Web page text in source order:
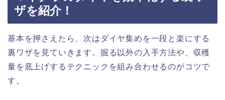
ザを紹介！
基本を押さえたら、次はダイヤ集めを一段と楽にする
裏ワザを見ていきます。掘る以外の入手方法や、収穫
量を底上げするテクニックを組み合わせるのがコツで
す。